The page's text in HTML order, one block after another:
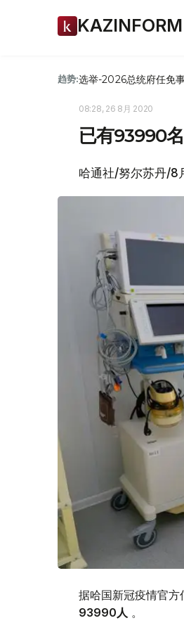
KAZINFORM
趋势:选举-2026总统府任免
08:28, 26 8月 2020
已有93990
哈通社/努尔苏丹/8
据哈国新冠疫情官
93990人 。